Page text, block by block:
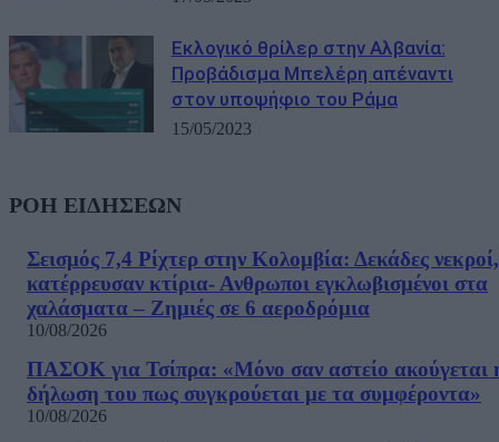
Εκλογικό θρίλερ στην Αλβανία:
Προβάδισμα Μπελέρη απέναντι
στον υποψήφιο του Ράμα
15/05/2023
ΡΟΗ ΕΙΔΗΣΕΩΝ
Σεισμός 7,4 Ρίχτερ στην Κολομβία: Δεκάδες νεκροί,
κατέρρευσαν κτίρια- Ανθρωποι εγκλωβισμένοι στα
χαλάσματα – Ζημιές σε 6 αεροδρόμια
10/08/2026
ΠΑΣΟΚ για Τσίπρα: «Μόνο σαν αστείο ακούγεται
δήλωση του πως συγκρούεται με τα συμφέροντα»
10/08/2026